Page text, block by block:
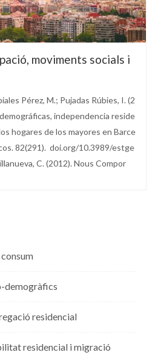
moviments socials i
Pérez, M.; Pujadas Rúbies, I. (2
independencia reside
hogares de los mayores en Barce
82(291). doi.org/10.3989/estge
C. (2012). Nous Compor
demogràfics
residencial
residencial i migració